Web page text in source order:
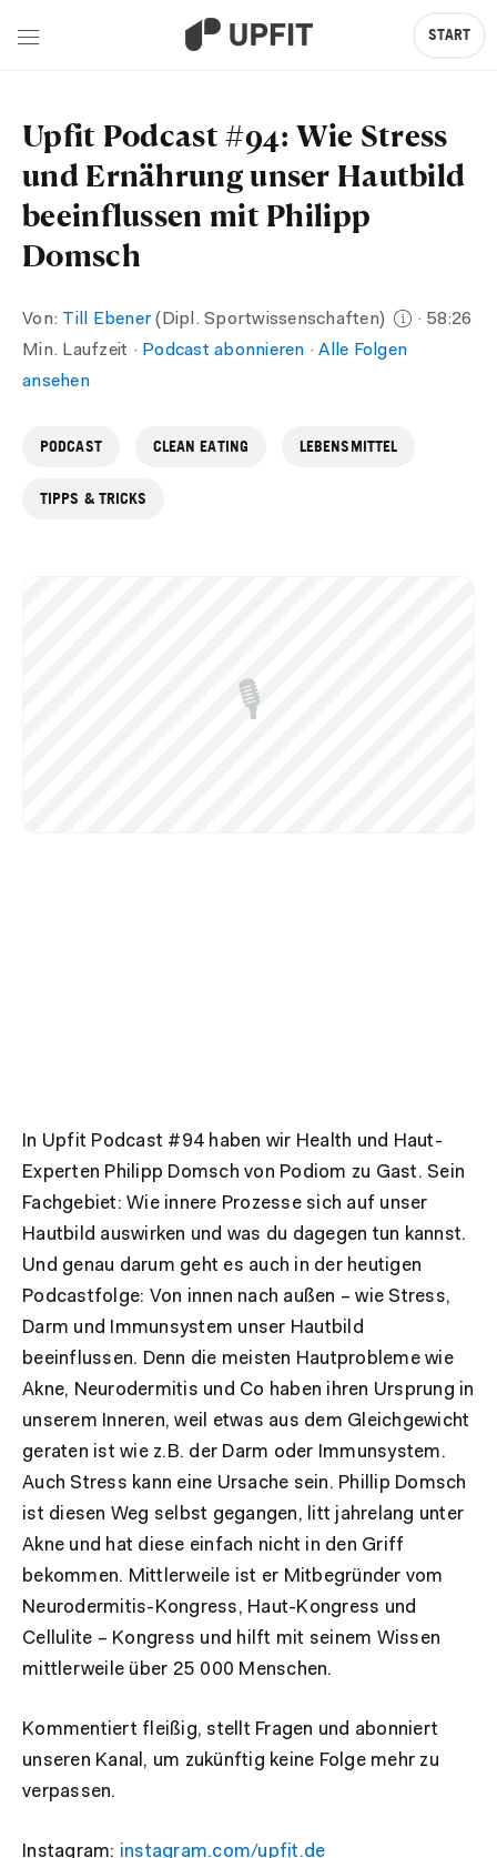
Upfit Podcast #94: Wie Stress
und Ernährung unser Hautbild
beeinflussen mit Philipp
Domsch
Von: Till Ebener(Dipl. Sportwissenschaften)
· 58:26
Min. Laufzeit · Podcast abonnieren ·Alle Folgen
ansehen
PODCAST CLEAN EATING LEBENSMITTEL
TIPPS & TRICKS
🎙️
In Upfit Podcast #94 haben wir Health und Haut-
Experten Philipp Domsch von Podiom zu Gast. Sein
Fachgebiet: Wie innere Prozesse sich auf unser
Hautbild auswirken und was du dagegen tun kannst.
Und genau darum geht es auch in der heutigen
Podcastfolge: Von innen nach außen – wie Stress,
Darm und Immunsystem unser Hautbild
beeinflussen. Denn die meisten Hautprobleme wie
Akne, Neurodermitis und Co haben ihren Ursprung in
unserem Inneren, weil etwas aus dem Gleichgewicht
geraten ist wie z.B. der Darm oder Immunsystem.
Auch Stress kann eine Ursache sein. Phillip Domsch
ist diesen Weg selbst gegangen, litt jahrelang unter
Akne und hat diese einfach nicht in den Griff
bekommen. Mittlerweile ist er Mitbegründer vom
Neurodermitis-Kongress, Haut-Kongress und
Cellulite – Kongress und hilft mit seinem Wissen
mittlerweile über 25 000 Menschen.
Kommentiert fleißig, stellt Fragen und abonniert
unseren Kanal, um zukünftig keine Folge mehr zu
verpassen.
Instagram: instagram.com/upfit.de
START